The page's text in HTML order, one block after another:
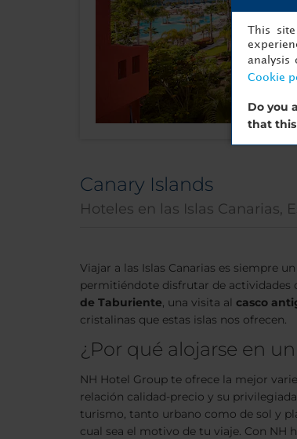
Canary Islands
Hoteles en las Islas Canarias,
Viajar a las Islas Canarias es siempre
permitiéndote disfrutar de
de Taburiente, una visita al casco
cristalinas que estas islas nos ofrecen.
¿Por qué alojarse en
NH Hotel Group te ofrece la mejor
relación calidad-precio y su
turismo, tanto urbano como de sol y
cual sea el motivo de tu viaje. Con NH
This
analysis
Cookie
Do you
that this